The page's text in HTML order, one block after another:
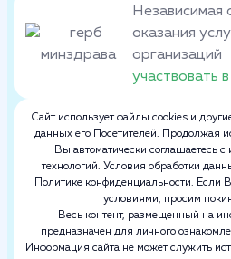
Независимая
оказания
организаций
участвовать
Сайт использует файлы cookies и
данных его Посетителей. Продолжая
Вы автоматически соглашаетесь
технологий. Условия обработки
Политике конфиденциальности.
условиями, просим
Весь контент, размещенный на
предназначен для личного
Информация сайта не может служить